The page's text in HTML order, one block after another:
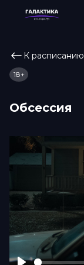
К расписанию
Обсессия
18+